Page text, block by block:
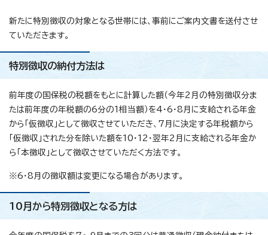
新たに特別徴収の対象となる世帯には、事前にご案内文書を送付させ
ていただきます。
特別徴収の納付方法は
前年度の国保税の税額をもとに計算した額（今年2月の特別徴収分ま
たは前年度の年税額の6分の1相当額）を4・6・8月に支給される年金
から「仮徴収」として徴収させていただき、7月に決定する年税額から
「仮徴収」された分を除いた額を10・12・翌年2月に支給される年金か
ら「本徴収」として徴収させていただく方法です。
※6・8月の徴収額は変更になる場合があります。
10月から特別徴収となる方は